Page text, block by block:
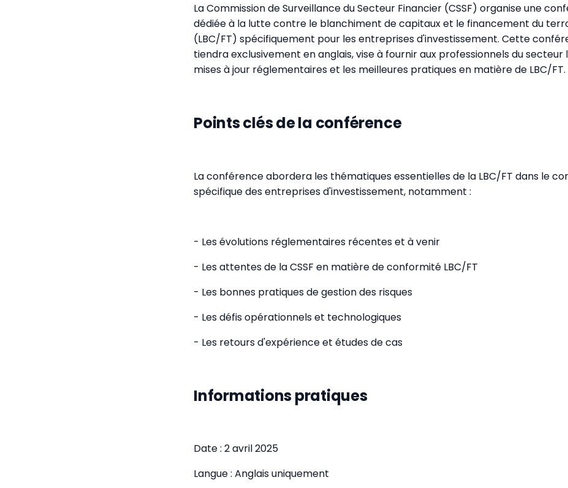
La Commission de Surveillance du Secteur Financier (CSSF) organise une
dédiée à la lutte contre le blanchiment de capitaux et le financement du
(LBC/FT) spécifiquement pour les entreprises d'investissement. Cette
tiendra exclusivement en anglais, vise à fournir aux professionnels du secteur
mises à jour réglementaires et les meilleures pratiques en matière de LBC/FT.
Points clés de la conférence
La conférence abordera les thématiques essentielles de la LBC/FT dans le
spécifique des entreprises d'investissement, notamment :
- Les évolutions réglementaires récentes et à venir
- Les attentes de la CSSF en matière de conformité LBC/FT
- Les bonnes pratiques de gestion des risques
- Les défis opérationnels et technologiques
- Les retours d'expérience et études de cas
Informations pratiques
Date : 2 avril 2025
Langue : Anglais uniquement